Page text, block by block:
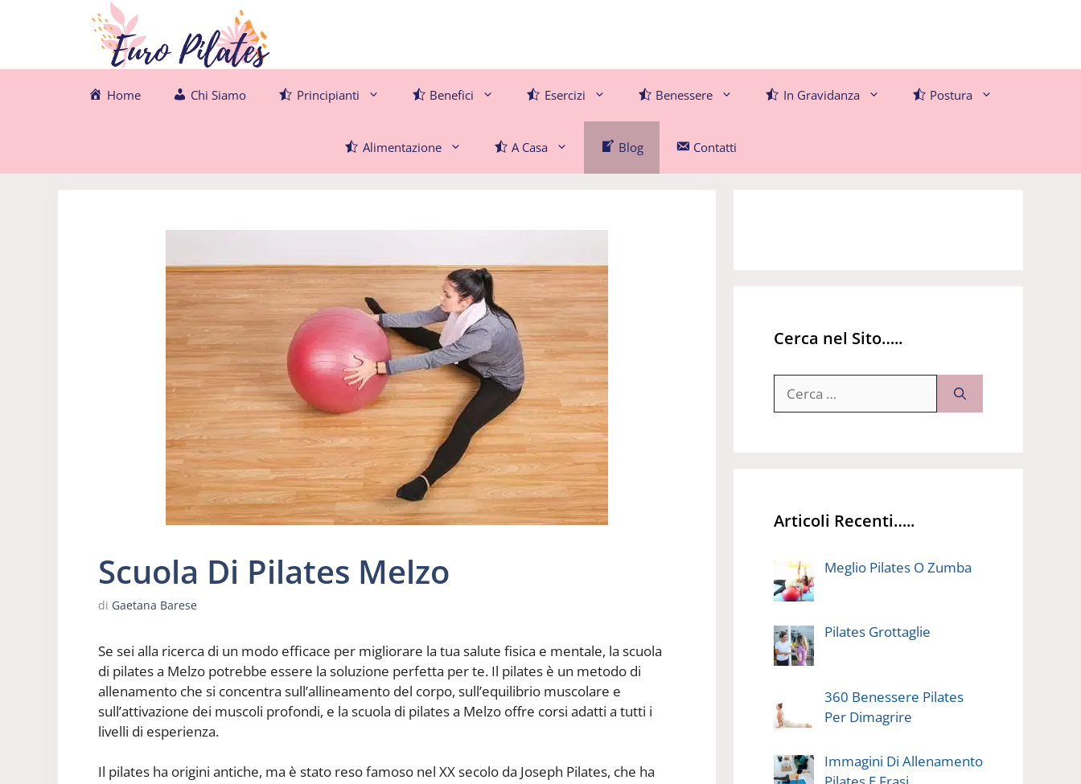
Home Chi Siamo Principianti Benefici Esercizi Benessere In Gravidanza Postura
Alimentazione A Casa Blog Contatti
Scuola Di Pilates Melzo
di Gaetana Barese
Se sei alla ricerca di un modo efficace per migliorare la tua salute fisica e mentale, la scuola
di pilates a Melzo potrebbe essere la soluzione perfetta per te. Il pilates è un metodo di
allenamento che si concentra sull’allineamento del corpo, sull’equilibrio muscolare e
sull’attivazione dei muscoli profondi, e la scuola di pilates a Melzo offre corsi adatti a tutti i
livelli di esperienza.
Il pilates ha origini antiche, ma è stato reso famoso nel XX secolo da Joseph Pilates, che ha
Cerca nel Sito…..
per:
Articoli Recenti…..
Meglio Pilates O Zumba
Pilates Grottaglie
360 Benessere Pilates
Per Dimagrire
Immagini Di Allenamento